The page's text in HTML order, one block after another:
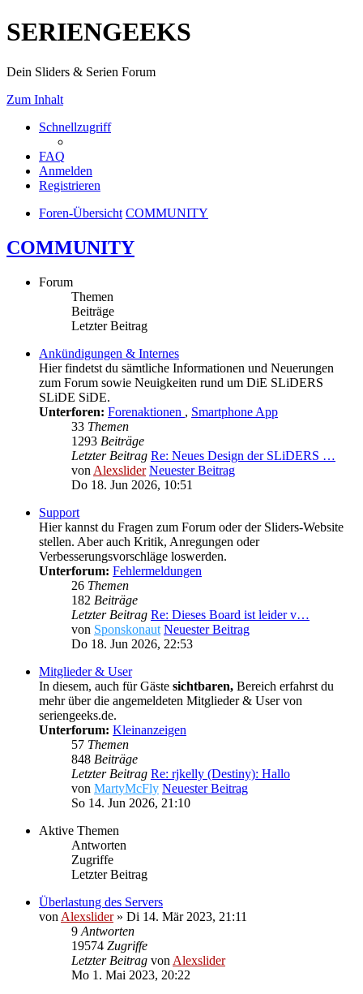
SERIENGEEKS
Dein Sliders & Serien Forum
Zum Inhalt
Schnellzugriff
FAQ
Anmelden
Registrieren
Foren-Übersicht COMMUNITY
COMMUNITY
Forum
Themen
Beiträge
Letzter Beitrag
Ankündigungen & Internes
Hier findetst du sämtliche Informationen und Neuerungen
zum Forum sowie Neuigkeiten rund um DiE SLiDERS
SLiDE SiDE.
Unterforen: Forenaktionen , Smartphone App
33 Themen
1293 Beiträge
Letzter Beitrag Re: Neues Design der SLiDERS …
von Alexslider Neuester Beitrag
Do 18. Jun 2026, 10:51
Support
Hier kannst du Fragen zum Forum oder der Sliders-Website
stellen. Aber auch Kritik, Anregungen oder
Verbesserungsvorschläge loswerden.
Unterforum: Fehlermeldungen
26 Themen
182 Beiträge
Letzter Beitrag Re: Dieses Board ist leider v…
von Sponskonaut Neuester Beitrag
Do 18. Jun 2026, 22:53
Mitglieder & User
In diesem, auch für Gäste sichtbaren, Bereich erfahrst du
mehr über die angemeldeten Mitglieder & User von
seriengeeks.de.
Unterforum: Kleinanzeigen
57 Themen
848 Beiträge
Letzter Beitrag Re: rjkelly (Destiny): Hallo
von MartyMcFly Neuester Beitrag
So 14. Jun 2026, 21:10
Aktive Themen
Antworten
Zugriffe
Letzter Beitrag
Überlastung des Servers
von Alexslider» Di 14. Mär 2023, 21:11
9 Antworten
19574 Zugriffe
Letzter Beitrag von Alexslider
Mo 1. Mai 2023, 20:22